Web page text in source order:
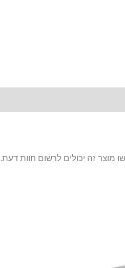
זה יכולים לרשום חוות דעת.